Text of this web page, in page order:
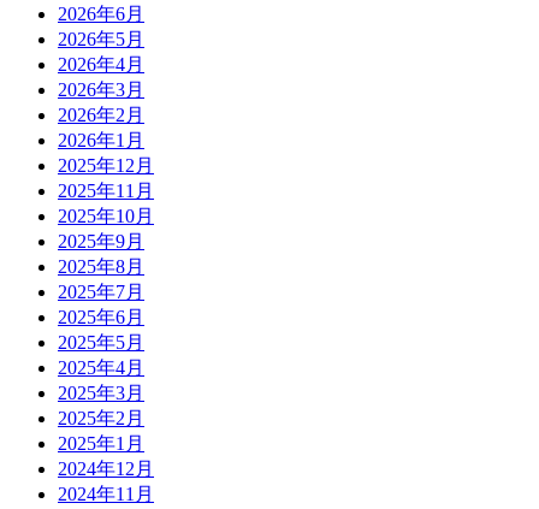
2026年6月
2026年5月
2026年4月
2026年3月
2026年2月
2026年1月
2025年12月
2025年11月
2025年10月
2025年9月
2025年8月
2025年7月
2025年6月
2025年5月
2025年4月
2025年3月
2025年2月
2025年1月
2024年12月
2024年11月